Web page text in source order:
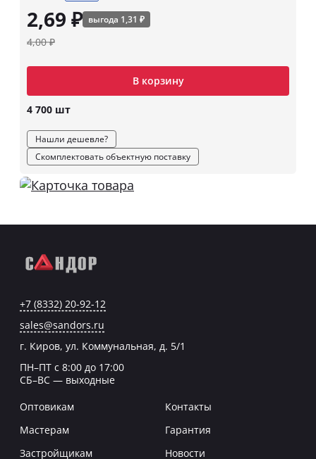
2,69 ₽ выгода 1,31 ₽
4,00 ₽
В корзину
4 700 шт
Нашли дешевле?
Скомплектовать объектную поставку
+7 (8332) 20-92-12
sales@sandors.ru
г. Киров, ул. Коммунальная, д. 5/1
ПН–ПТ с 8:00 до 17:00
СБ–ВС — выходные
Оптовикам
Мастерам
Застройщикам
Контакты
Гарантия
Новости